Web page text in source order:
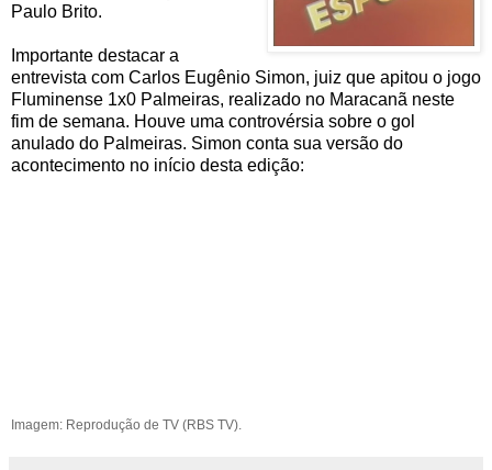
Paulo Brito.
Importante destacar a
entrevista com Carlos Eugênio Simon, juiz que apitou o jogo
Fluminense 1x0 Palmeiras, realizado no Maracanã neste
fim de semana. Houve uma controvérsia sobre o gol
anulado do Palmeiras. Simon conta sua versão do
acontecimento no início desta edição:
Imagem: Reprodução de TV (RBS TV).